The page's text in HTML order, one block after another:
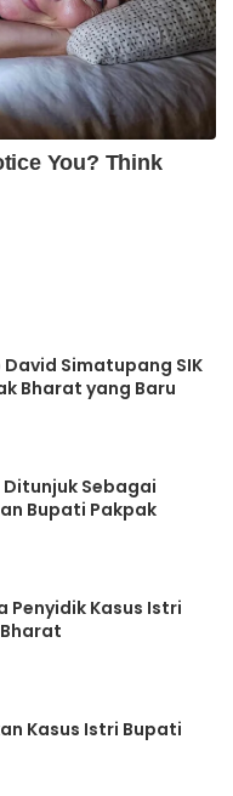
David Simatupang SIK
Bharat yang Baru
Sebagai
Bupati Pakpak
Penyidik Kasus Istri
Kasus Istri Bupati